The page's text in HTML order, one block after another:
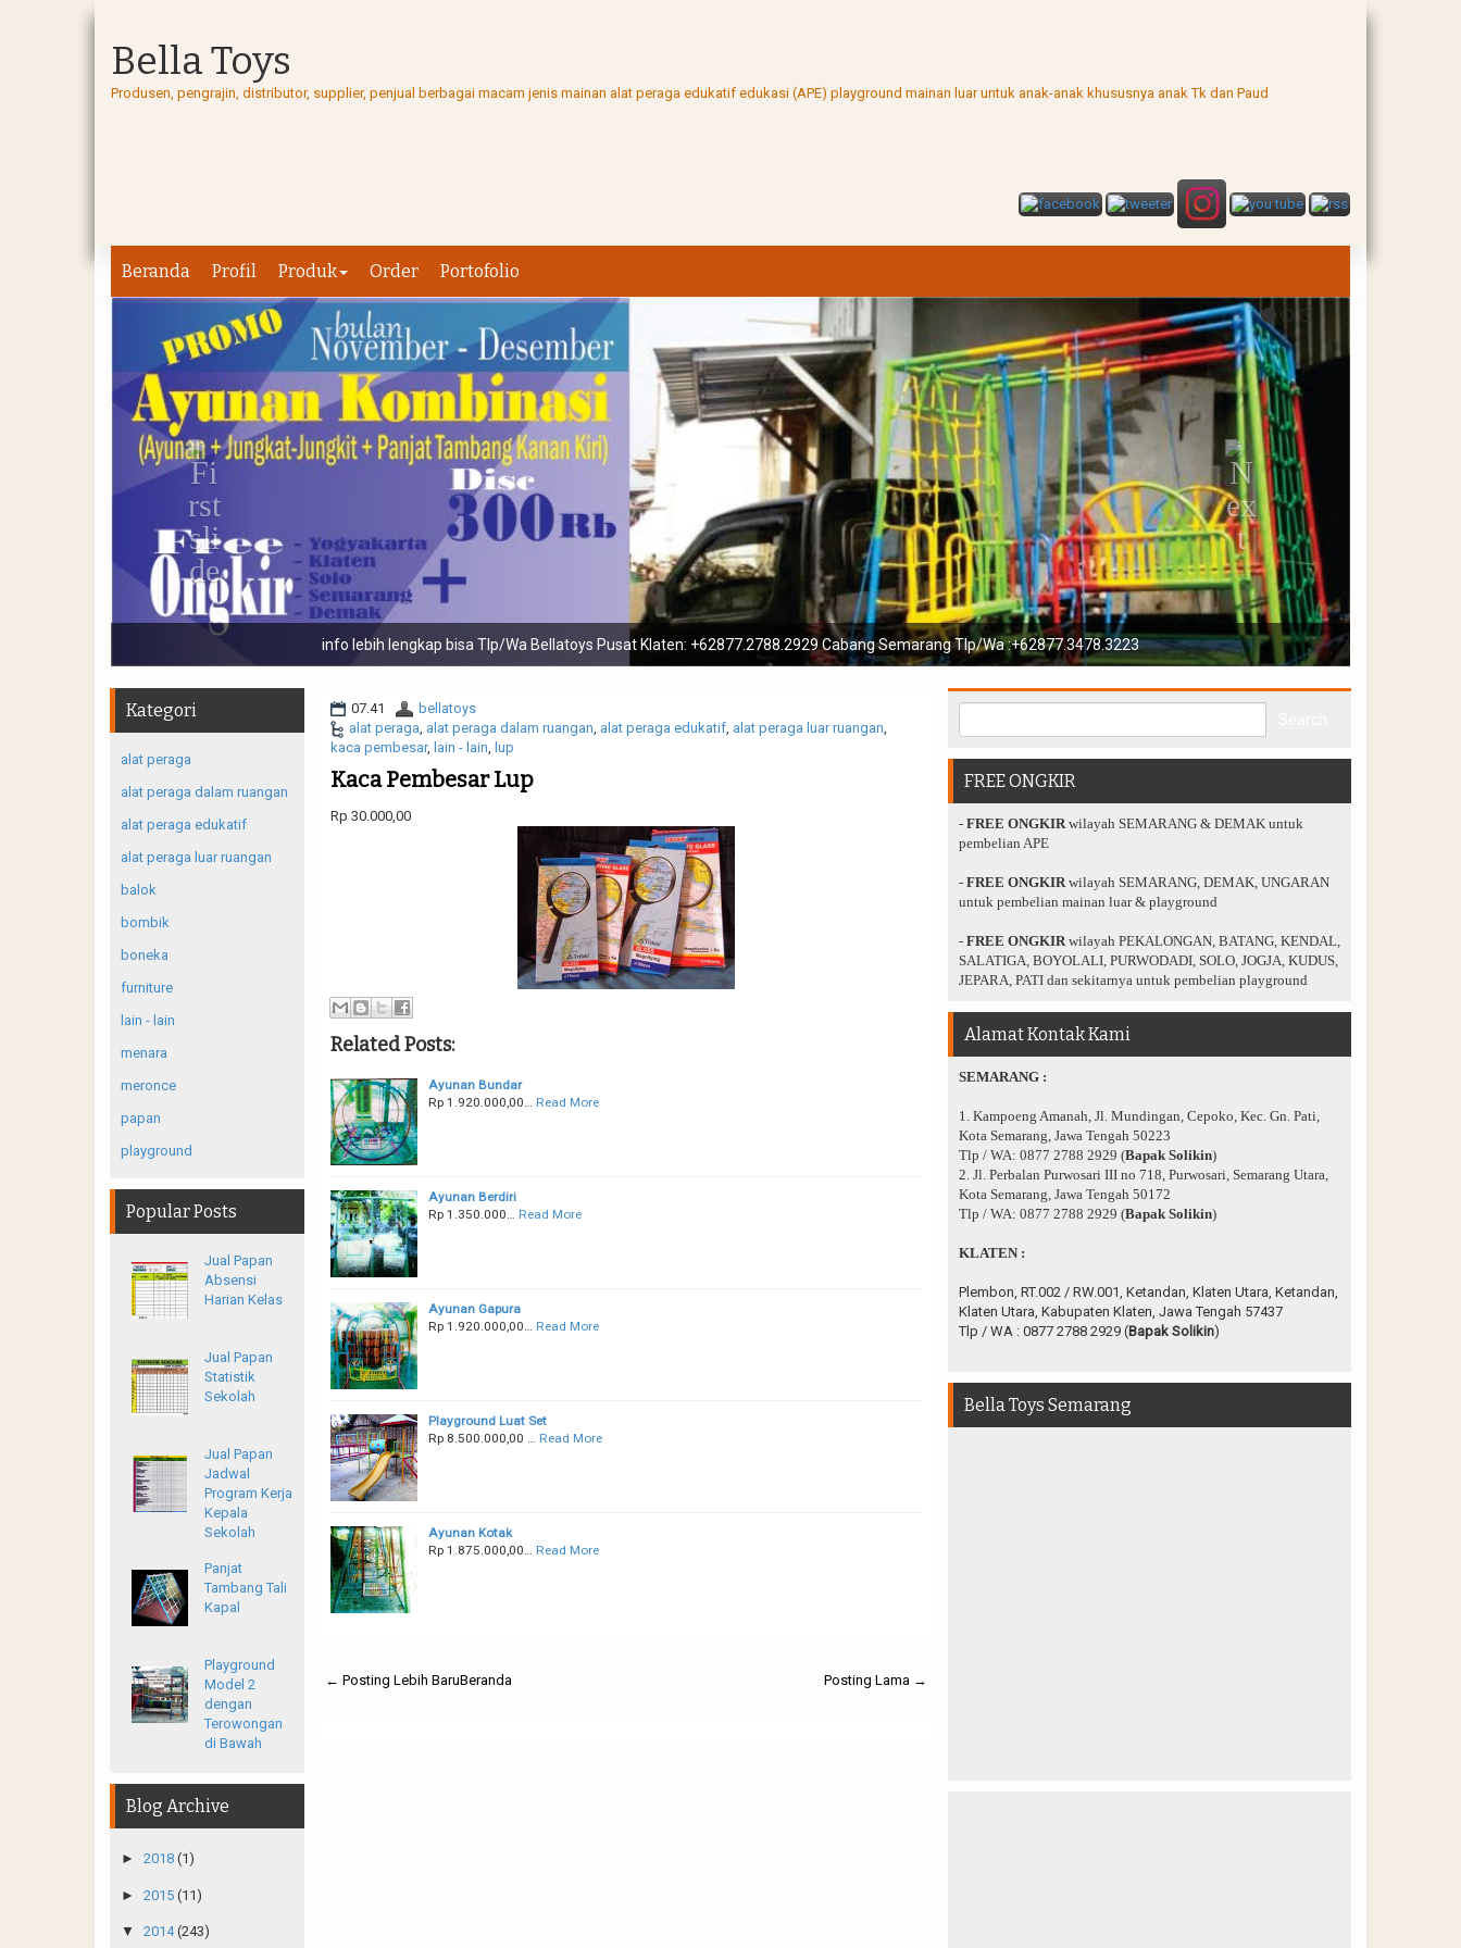
Bella Toys
Produsen, pengrajin, distributor, supplier, penjual berbagai macam jenis mainan alat peraga edukatif edukasi (APE) playground mainan luar untuk anak-anak khususnya anak Tk dan Paud
Beranda Profil Produk Order Portofolio
Banyak macam jenis playground mainan luar dan menerima jasa reparasi pengecatan playground anda
07.41
bellatoys
alat peraga, alat peraga dalam ruangan, alat peraga edukatif, alat peraga luar ruangan,
kaca pembesar, lain - lain, lup
Kaca Pembesar Lup
Rp 30.000,00
Related Posts:
Ayunan Bundar
Rp 1.920.000,00…
Read More
Ayunan Berdiri
Rp 1.350.000…
Read More
Ayunan Gapura
Rp 1.920.000,00…
Read More
Playground Luat Set
Rp 8.500.000,00 …
Read More
Ayunan Kotak
Rp 1.875.000,00…
Read More
← Posting Lebih Baru Posting Lama →
Beranda
Kategori
alat peraga
alat peraga dalam ruangan
alat peraga edukatif
alat peraga luar ruangan
balok
bombik
boneka
furniture
lain - lain
menara
meronce
papan
playground
Popular Posts
Jual Papan
Absensi
Harian Kelas
Jual Papan
Statistik
Sekolah
Jual Papan
Jadwal
Program Kerja
Kepala
Sekolah
Panjat
Tambang Tali
Kapal
Playground
Model 2
dengan
Terowongan
di Bawah
Blog Archive
► 2018 (1)
► 2015 (11)
▼ 2014 (243)
FREE ONGKIR
- FREE ONGKIRwilayah SEMARANG & DEMAK untuk
pembelian APE
- FREE ONGKIRwilayah SEMARANG, DEMAK, UNGARAN
untuk pembelian mainan luar & playground
- FREE ONGKIRwilayah PEKALONGAN, BATANG, KENDAL,
SALATIGA, BOYOLALI, PURWODADI, SOLO, JOGJA, KUDUS,
JEPARA, PATI dan sekitarnya untuk pembelian playground
Alamat Kontak Kami
SEMARANG :
1. Kampoeng Amanah, Jl. Mundingan, Cepoko, Kec. Gn. Pati,
Kota Semarang, Jawa Tengah 50223
Tlp / WA: 0877 2788 2929 (Bapak Solikin)
2. Jl. Perbalan Purwosari III no 718, Purwosari, Semarang Utara,
Kota Semarang, Jawa Tengah 50172
Tlp / WA: 0877 2788 2929 (Bapak Solikin)
KLATEN :
Plembon, RT.002 / RW.001, Ketandan, Klaten Utara, Ketandan,
Klaten Utara, Kabupaten Klaten, Jawa Tengah 57437
Tlp / WA : 0877 2788 2929 (Bapak Solikin)
Bella Toys Semarang